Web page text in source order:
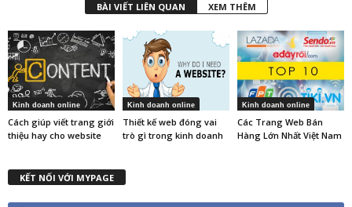
BÀI VIẾT LIÊN QUAN XEM THÊM
Kinh doanh online
Cách giúp viết trang giới
thiệu hay cho website
Kinh doanh online
Thiết kế web đóng vai
trò gì trong kinh doanh
Kinh doanh online
Các Trang Web Bán
Hàng Lớn Nhất Việt Nam
KẾT NỐI VỚI MYPAGE